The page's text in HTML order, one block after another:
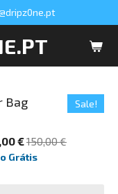
Bag Sale!
€150,00 €
Grátis